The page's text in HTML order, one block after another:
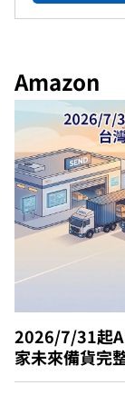
Amazon
2026/7/31起
家未來備貨完